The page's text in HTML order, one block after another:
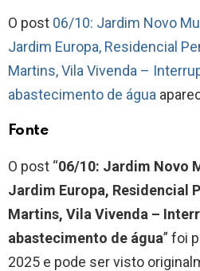
O post 06/10: Jardim Novo
Jardim Europa, Residencial
Martins, Vila Vivenda –
abastecimento de água
Fonte
O post “06/10: Jardim Novo
Jardim Europa, Residencial
Martins, Vila Vivenda –
abastecimento de água” foi
2025 e pode ser visto